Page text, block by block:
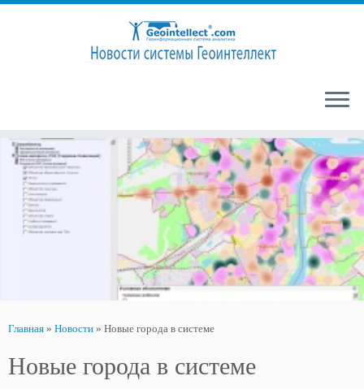
Перейти
содержимому
Главная » Новости » Новые города в системе
Новые города в системе